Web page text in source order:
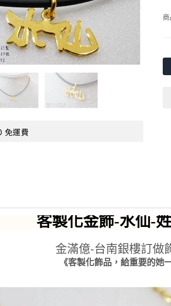
免運費
客製化金飾-水仙-
金滿億-台南銀樓訂做
《客製化飾品，給重要的她